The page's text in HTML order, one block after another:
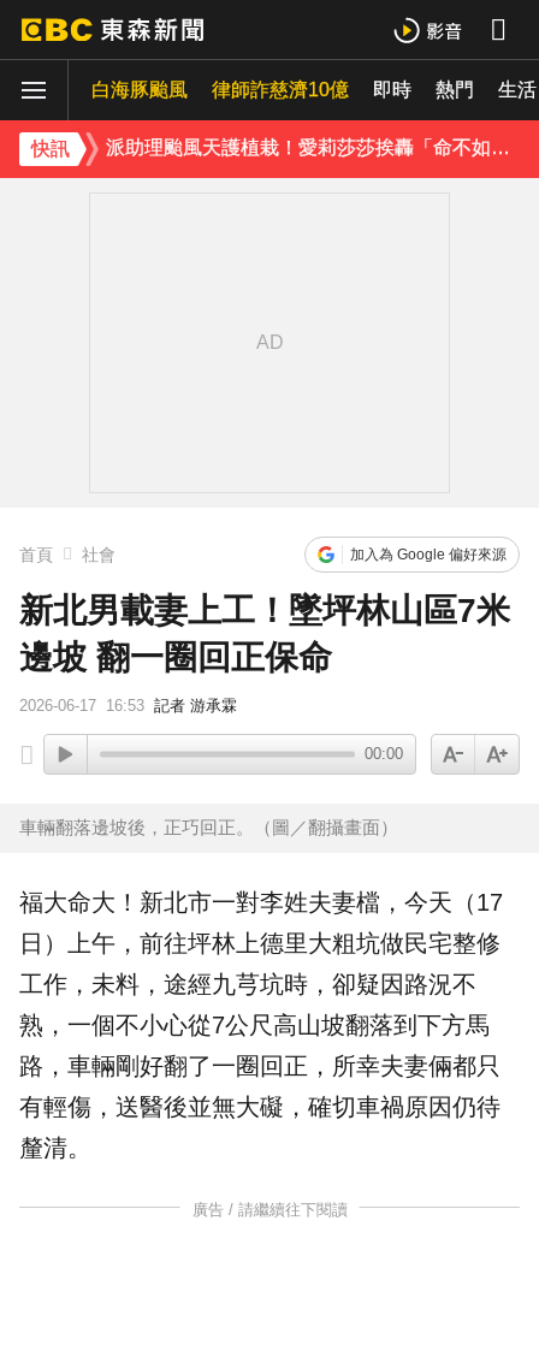
白海豚颱風 律師詐慈濟10億 即時 熱門 生活
快訊
派助理颱風天護植栽！愛莉莎莎挨轟「命不如植物」反擊：不會被吹出去
下載東森App，隨時掌握天下大小事！
首頁 社會 加入為 Google 偏好來源
新北男載妻上工！墜坪林山區7米
邊坡 翻一圈回正保命
2026-06-17 16:53 記者 游承霖
00:00
車輛翻落邊坡後，正巧回正。（圖／翻攝畫面）
福大命大！ 新北市一對李姓夫妻檔，今天（17
日）上午，前往坪林 上德里大粗坑做民宅整修
工作，未料，途經九芎坑時，卻疑因路況不
熟，一個不小心從7公尺高山坡翻落到下方馬
路，車輛剛好翻了一圈回正，所幸夫妻倆都只
有輕傷，送醫後並無大礙，確切車禍原因仍待
釐清。
廣告 / 請繼續往下閱讀